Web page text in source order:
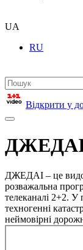
UA
RU
Відкрити у
ДЖЕДАІ – це
розважальна
телеканалі 2+2. У
техногенні
неймовірні